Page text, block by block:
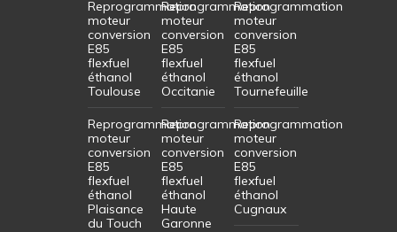
Reprogrammation
moteur
conversion
E85
flexfuel
éthanol
Toulouse
Reprogrammation
moteur
conversion
E85
flexfuel
éthanol
Plaisance
du Touch
Reprogrammation
moteur
conversion
E85
flexfuel
éthanol
Occitanie
Reprogrammation
moteur
conversion
E85
flexfuel
éthanol
Haute
Garonne
Reprogrammation
moteur
conversion
E85
flexfuel
éthanol
Tournefeuille
Reprogrammation
moteur
conversion
E85
flexfuel
éthanol
Cugnaux